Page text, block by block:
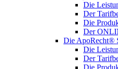
Die
Der
Die
Der
Die ApoRecht®
Die
Der
Die